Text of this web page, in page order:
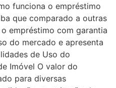
funciona o empréstimo
que comparado a outras
empréstimo com garantia
do mercado e apresenta
de Uso do
Imóvel O valor do
para diversas